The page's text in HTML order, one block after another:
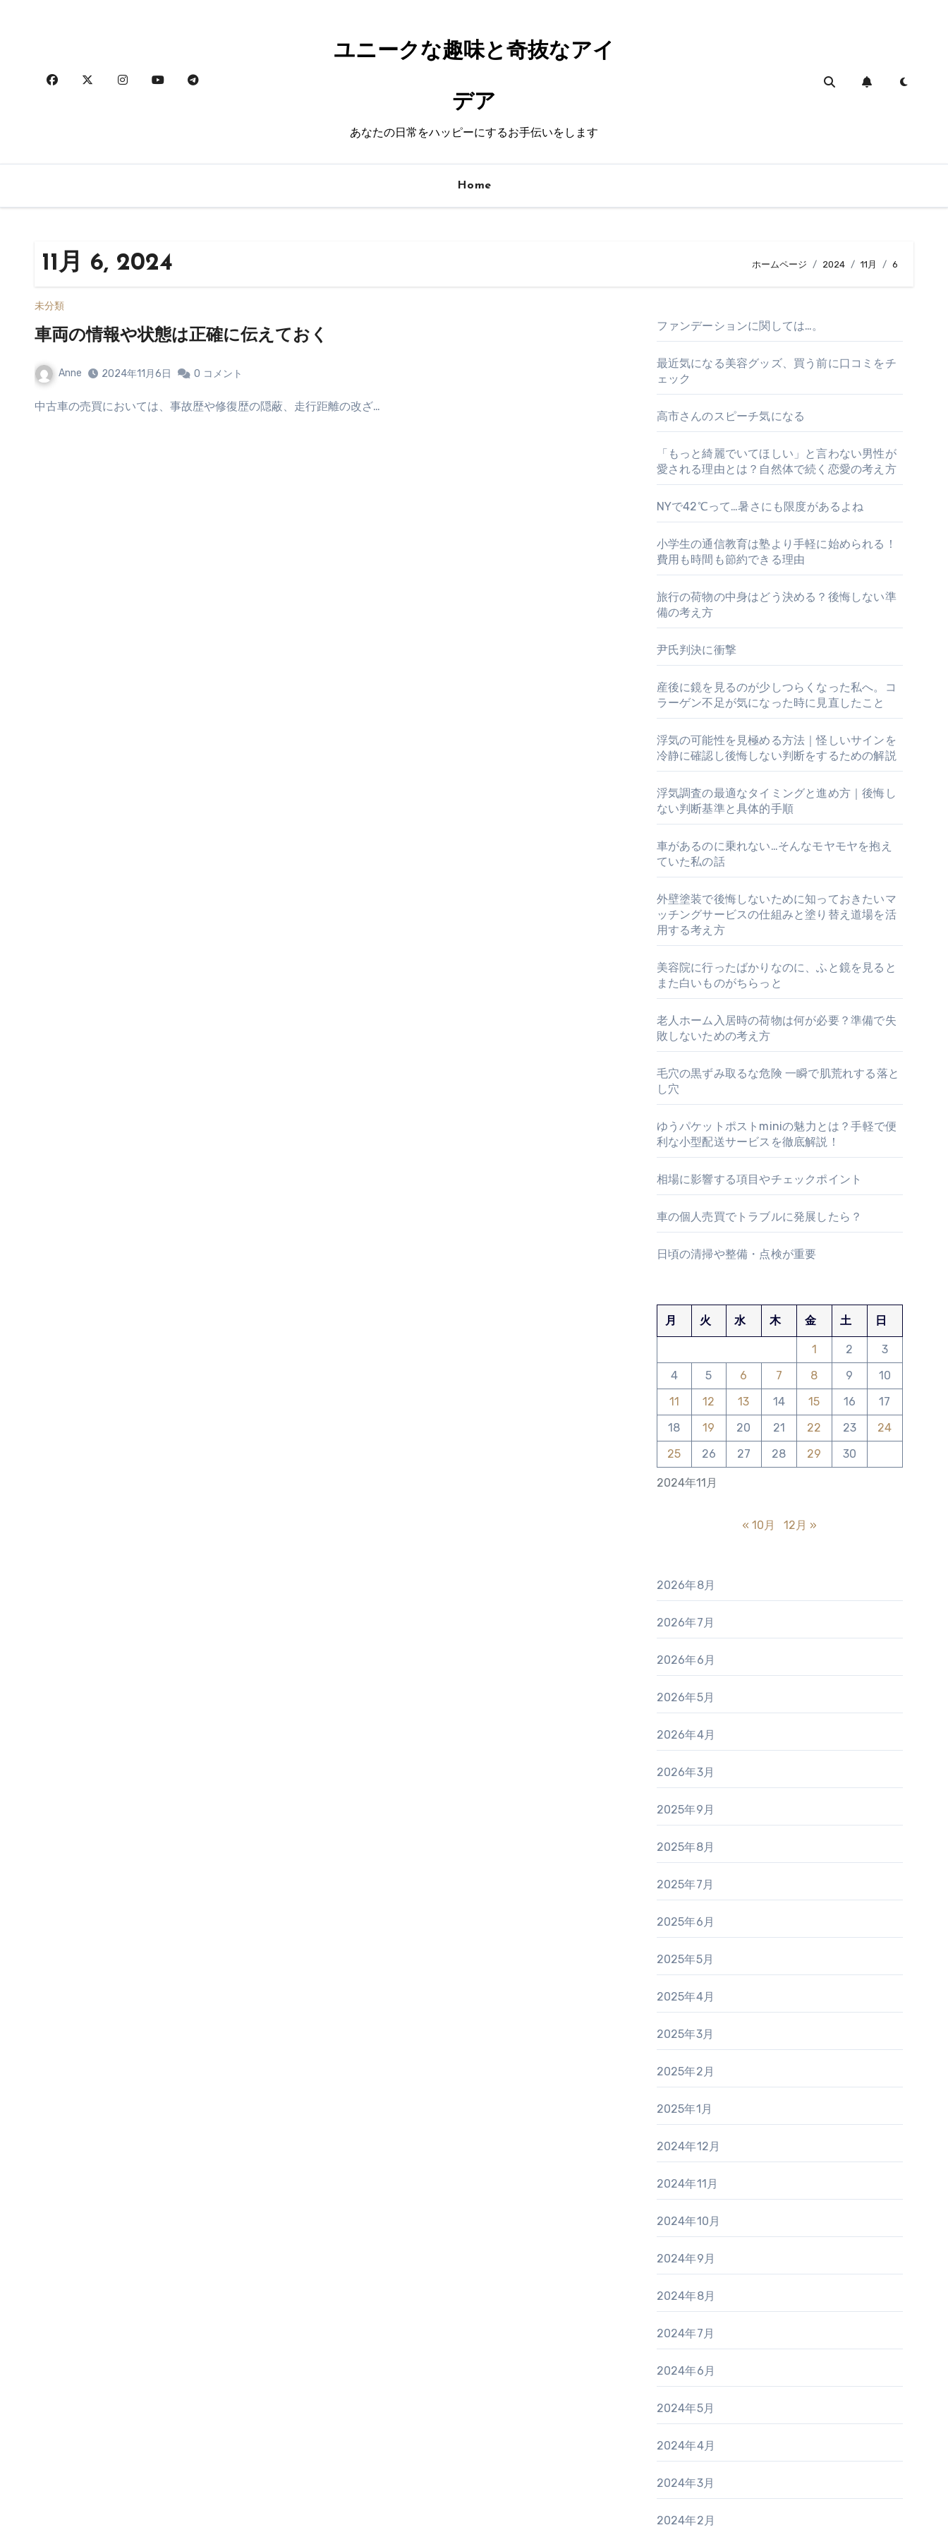
ユニークな趣味と奇抜なアイ
デア
あなたの日常をハッピーにするお手伝いをします
Home
11月 6, 2024 ホームページ 2024 11月 6
未分類
車両の情報や状態は正確に伝えておく
Anne 2024年11月6日 0 コメント
中古車の売買においては、事故歴や修復歴の隠蔽、走行距離の改ざ…
ファンデーションに関しては…。
最近気になる美容グッズ、買う前に口コミをチ
ェック
高市さんのスピーチ気になる
「もっと綺麗でいてほしい」と言わない男性が
愛される理由とは？自然体で続く恋愛の考え方
NYで42℃って…暑さにも限度があるよね
小学生の通信教育は塾より手軽に始められる！
費用も時間も節約できる理由
旅行の荷物の中身はどう決める？後悔しない準
備の考え方
尹氏判決に衝撃
産後に鏡を見るのが少しつらくなった私へ。コ
ラーゲン不足が気になった時に見直したこと
浮気の可能性を見極める方法｜怪しいサインを
冷静に確認し後悔しない判断をするための解説
浮気調査の最適なタイミングと進め方｜後悔し
ない判断基準と具体的手順
車があるのに乗れない…そんなモヤモヤを抱え
ていた私の話
外壁塗装で後悔しないために知っておきたいマ
ッチングサービスの仕組みと塗り替え道場を活
用する考え方
美容院に行ったばかりなのに、ふと鏡を見ると
また白いものがちらっと
老人ホーム入居時の荷物は何が必要？準備で失
敗しないための考え方
毛穴の黒ずみ取るな危険 一瞬で肌荒れする落と
し穴
ゆうパケットポストminiの魅力とは？手軽で便
利な小型配送サービスを徹底解説！
相場に影響する項目やチェックポイント
車の個人売買でトラブルに発展したら？
日頃の清掃や整備・点検が重要
2024年11月
月 火 水 木 金 土 日
1 2
3
4
5 6 7 8 9
10
11
12 13 14 15 16
17
18
19 20 21 22 23
24
25
26 27 28 29 30
« 10月 12月 »
2026年8月
2026年7月
2026年6月
2026年5月
2026年4月
2026年3月
2025年9月
2025年8月
2025年7月
2025年6月
2025年5月
2025年4月
2025年3月
2025年2月
2025年1月
2024年12月
2024年11月
2024年10月
2024年9月
2024年8月
2024年7月
2024年6月
2024年5月
2024年4月
2024年3月
2024年2月